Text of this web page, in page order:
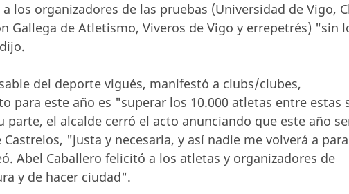
los organizadores de las pruebas (Universidad de Vigo,
Gallega de Atletismo, Viveros de Vigo y errepetrés) "sin
del deporte vigués, manifestó a clubs/clubes,
para este año es "superar los 10.000 atletas entre estas
el alcalde cerró el acto anunciando que este año
"justa y necesaria, y así nadie me volverá a
Abel Caballero felicitó a los atletas y organizadores de
y de hacer ciudad".